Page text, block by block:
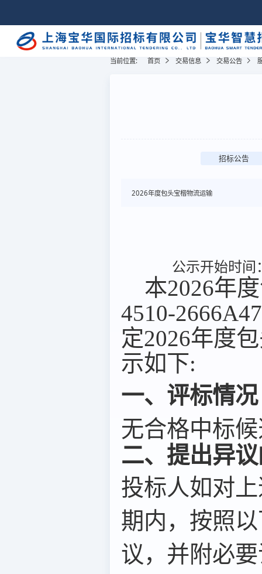
当前位置: 首页 交易信息 交易公告
招标公告
2026年度包头宝楷物流运输
公示开始时间
本2026年
4510-
定2026年度
示如下:
一、评标情况
无合格中标
二、提出异
投标人如对
期内，按照
议，并附必